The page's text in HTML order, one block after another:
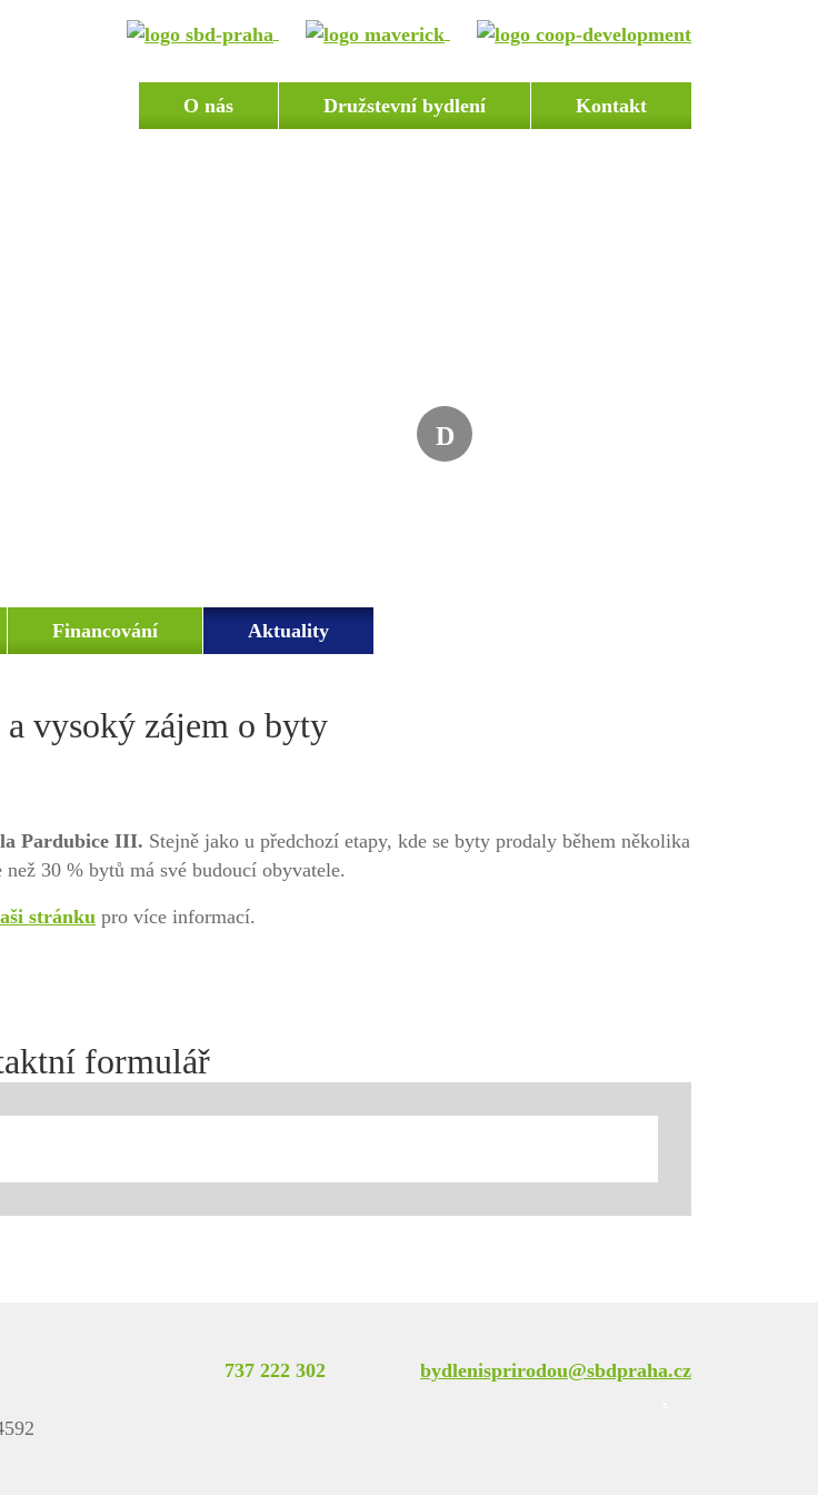
O nás Družstevní bydlení Kontakt
D
Financování Aktuality
vysoký zájem o byty
Pardubice III. Stejně jako u předchozí etapy, kde se byty prodaly během několika
30 % bytů má své budoucí obyvatele.
stránku pro více informací.
formulář
737 222 302
bydlenisprirodou@sbdpraha.cz